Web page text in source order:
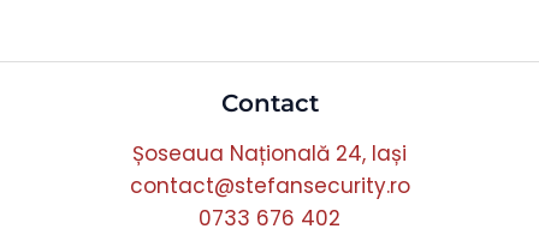
Contact
Șoseaua Națională 24, Iași
contact@stefansecurity.ro
0733 676 402